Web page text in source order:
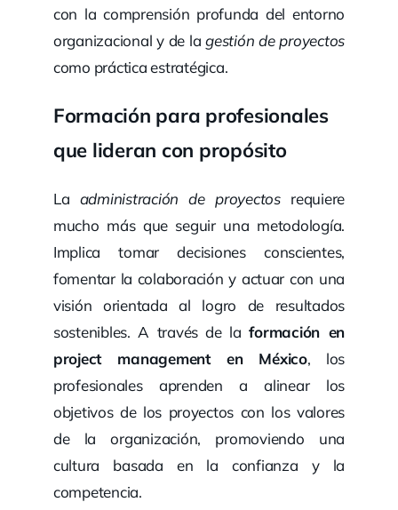
con la comprensión profunda del entorno
organizacional y de lagestión de proyectos
como práctica estratégica.
Formación para profesionales
que lideran con propósito
La administración de proyectosrequiere
mucho más que seguir una metodología.
Implica tomar decisiones conscientes,
fomentar la colaboración y actuar con una
visión orientada al logro de resultados
sostenibles. A través de laformación en
project management en México, los
profesionales aprenden a alinear los
objetivos de los proyectos con los valores
de la organización, promoviendo una
cultura basada en la confianza y la
competencia.